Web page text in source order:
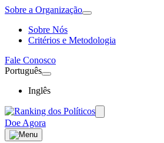
Sobre a Organização
Sobre Nós
Critérios e Metodologia
Fale Conosco
Português
Inglês
Doe Agora